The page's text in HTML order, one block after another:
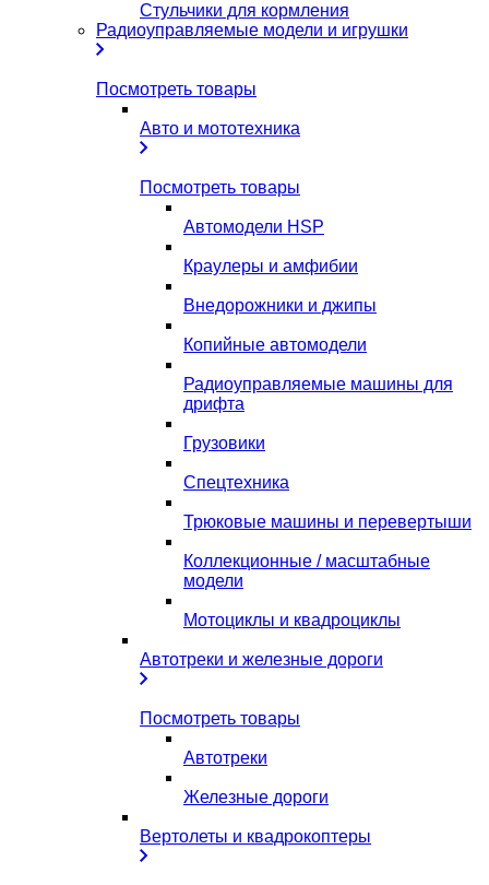
Стульчики для кормления
Радиоуправляемые модели и игрушки
Посмотреть товары
Авто и мототехника
Посмотреть товары
Автомодели HSP
Краулеры и амфибии
Внедорожники и джипы
Копийные автомодели
Радиоуправляемые машины для
дрифта
Грузовики
Спецтехника
Трюковые машины и перевертыши
Коллекционные / масштабные
модели
Мотоциклы и квадроциклы
Автотреки и железные дороги
Посмотреть товары
Автотреки
Железные дороги
Вертолеты и квадрокоптеры